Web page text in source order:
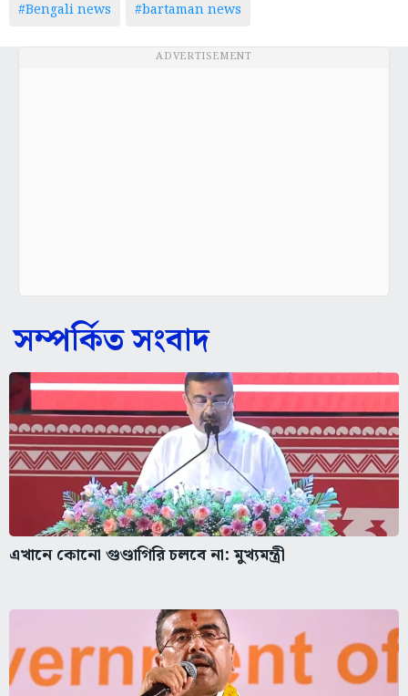
#Bengali news #bartaman news
ADVERTISEMENT
সম্পর্কিত সংবাদ
এখানে কোনো গুণ্ডাগিরি চলবে না: মুখ্যমন্ত্রী